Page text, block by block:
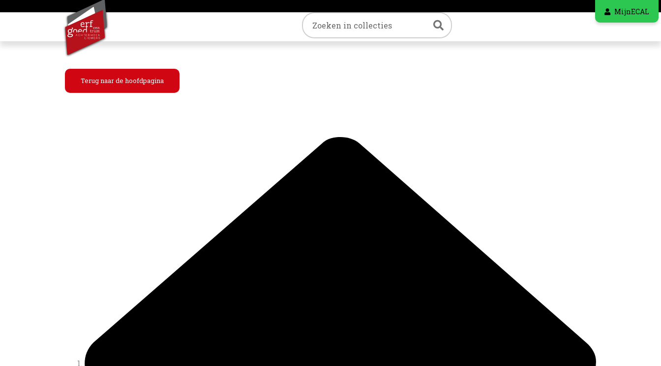
MijnECAL
Trefwoord Zoeken
Terug naar de hoofdpagina